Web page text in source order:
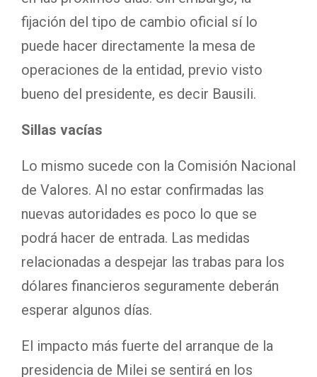
fijación del tipo de cambio oficial sí lo
puede hacer directamente la mesa de
operaciones de la entidad, previo visto
bueno del presidente, es decir Bausili.
Sillas vacías
Lo mismo sucede con la Comisión Nacional
de Valores. Al no estar confirmadas las
nuevas autoridades es poco lo que se
podrá hacer de entrada. Las medidas
relacionadas a despejar las trabas para los
dólares financieros seguramente deberán
esperar algunos días.
El impacto más fuerte del arranque de la
presidencia de Milei se sentirá en los